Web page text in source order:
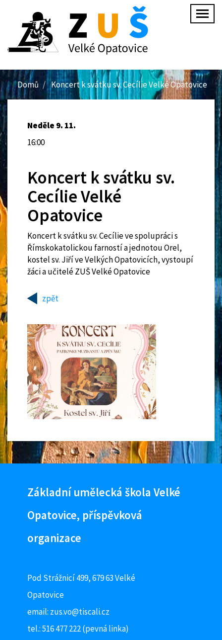
hlavnímu
obsahu
Domů Koncert k svátku sv. Cecílie Velké Opatovice
Neděle 9. 11.
16:00
Koncert k svátku sv.
Cecílie Velké
Opatovice
Koncert k svátku sv. Cecílie ve spolupráci s
Římskokatolickou farností a jednotou Orel,
kostel sv. Jiří ve Velkých Opatovicích, vystoupí
žáci a učitelé ZUŠ Velké Opatovice
zpět
Základní umělecká škola Velké
Opatovice, příspěvková
organizace
Pod Strážnicí 499, 679 63 Velké
Opatovice
email: zus.vo@tiscali.cz
tel.: 516 477 222 (pevná linka)